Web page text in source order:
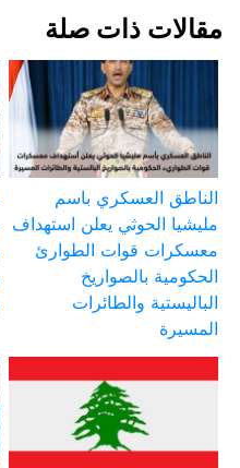
مقالات ذات صلة
الناطق العسكري باسم
مليشيا الحوثي يعلن استهداف
معسكرات قوات الطوارئ
الحكومية بالصواريخ
الباليستية والطائرات
المسيرة